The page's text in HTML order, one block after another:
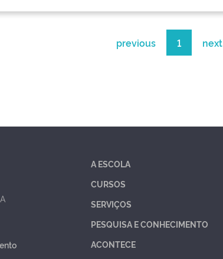
previous 1 next
A ESCOLA
CURSOS
SERVIÇOS
PESQUISA E CONHECIMENTO
ACONTECE